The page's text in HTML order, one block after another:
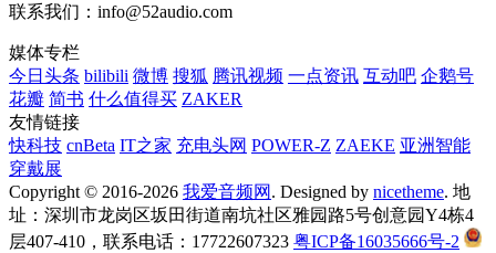
联系我们：info@52audio.com
媒体专栏
今日头条 bilibili 微博 搜狐 腾讯视频 一点资讯 互动吧 企鹅号
花瓣 简书 什么值得买 ZAKER
友情链接
快科技 cnBeta IT之家 充电头网 POWER-Z ZAEKE 亚洲智能
穿戴展
Copyright © 2016-2026 我爱音频网 . Designed by nicetheme. 地
址：深圳市龙岗区坂田街道南坑社区雅园路5号创意园Y4栋4
层407-410，联系电话：17722607323 粤ICP备16035666号-2